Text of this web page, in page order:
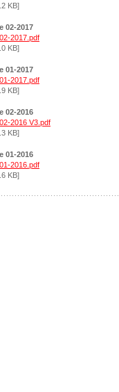
KB]
02-2017
2017.pdf
KB]
01-2017
2017.pdf
KB]
02-2016
2016 V3.pdf
KB]
01-2016
2016.pdf
KB]